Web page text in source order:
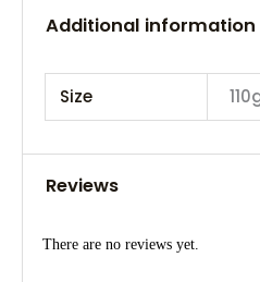
Additional information
Size
Reviews
There are no reviews yet.